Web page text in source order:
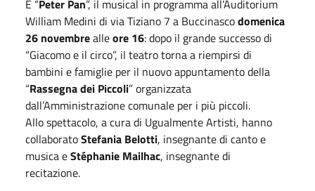
È “Peter Pan”, il musical in programma all’Auditorium
William Medini di via Tiziano 7 a Buccinascodomenica
26 novembrealleore 16: dopo il grande successo di
“Giacomo e il circo”, il teatro torna a riempirsi di
bambini e famiglie per il nuovo appuntamento della
“Rassegna dei Piccoli” organizzata
dall’Amministrazione comunale per i più piccoli.
Allo spettacolo, a cura di Ugualmente Artisti, hanno
collaboratoStefania Belotti, insegnante di canto e
musica eStéphanie Mailhac, insegnante di
recitazione.